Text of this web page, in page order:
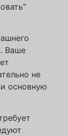
Ваше
не
основную